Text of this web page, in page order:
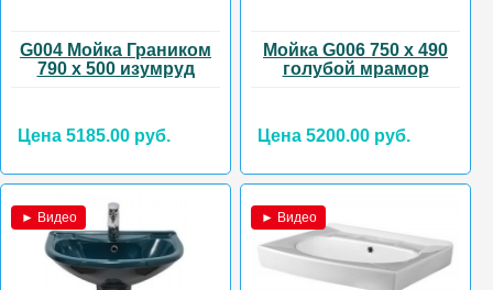
G004 Мойка Граником
790 х 500 изумруд
Цена 5185.00 руб.
Мойка G006 750 х 490
голубой мрамор
Цена 5200.00 руб.
► Видео ► Видео